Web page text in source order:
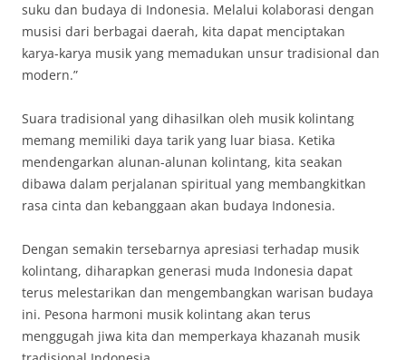
suku dan budaya di Indonesia. Melalui kolaborasi dengan
musisi dari berbagai daerah, kita dapat menciptakan
karya-karya musik yang memadukan unsur tradisional dan
modern.”
Suara tradisional yang dihasilkan oleh musik kolintang
memang memiliki daya tarik yang luar biasa. Ketika
mendengarkan alunan-alunan kolintang, kita seakan
dibawa dalam perjalanan spiritual yang membangkitkan
rasa cinta dan kebanggaan akan budaya Indonesia.
Dengan semakin tersebarnya apresiasi terhadap musik
kolintang, diharapkan generasi muda Indonesia dapat
terus melestarikan dan mengembangkan warisan budaya
ini. Pesona harmoni musik kolintang akan terus
menggugah jiwa kita dan memperkaya khazanah musik